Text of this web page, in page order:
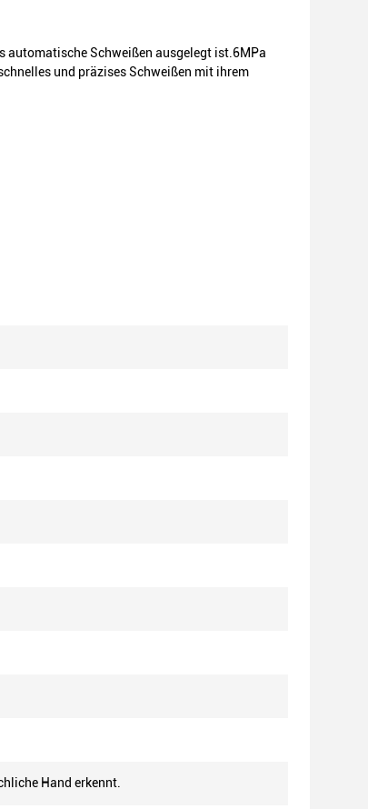
automatische Schweißen ausgelegt ist.6MPa
und präzises Schweißen mit ihrem
Hand erkennt.